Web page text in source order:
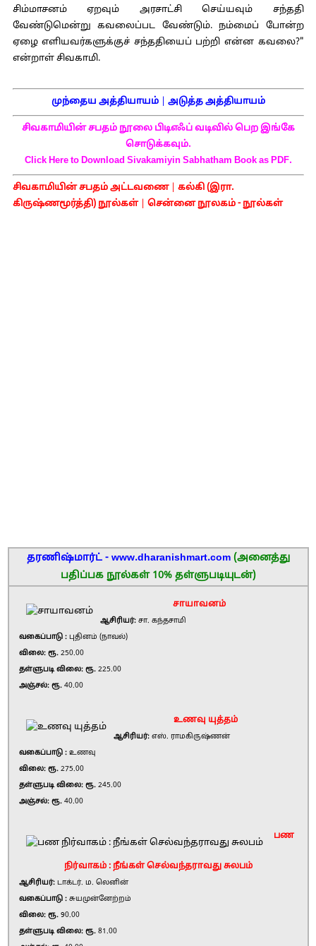
சிம்மாசனம் ஏறவும் அரசாட்சி செய்யவும் சந்ததி
வேண்டுமென்று கவலைப்பட வேண்டும். நம்மைப் போன்ற
ஏழை எளியவர்களுக்குச் சந்ததியைப் பற்றி என்ன கவலை?"
என்றாள் சிவகாமி.
முந்தைய அத்தியாயம்| அடுத்த அத்தியாயம்
சிவகாமியின் சபதம் நூலை பிடிஎஃப் வடிவில் பெற இங்கே
சொடுக்கவும்.
Click Here to Download Sivakamiyin Sabhatham Book as PDF.
சிவகாமியின் சபதம் அட்டவணை| கல்கி (இரா.
கிருஷ்ணமூர்த்தி) நூல்கள்| சென்னை நூலகம் - நூல்கள்
தரணிஷ்மார்ட் - www.dharanishmart.com (அனைத்து
பதிப்பக நூல்கள் 10% தள்ளுபடியுடன்)
சாயாவனம்
ஆசிரியர்: சா. கந்தசாமி
வகைப்பாடு : புதினம் (நாவல்)
விலை: ரூ. 250.00
தள்ளுபடி விலை: ரூ. 225.00
அஞ்சல்: ரூ. 40.00
உணவு யுத்தம்
ஆசிரியர்: எஸ். ராமகிருஷ்ணன்
வகைப்பாடு : உணவு
விலை: ரூ. 275.00
தள்ளுபடி விலை: ரூ. 245.00
அஞ்சல்: ரூ. 40.00
பண
நிர்வாகம் : நீங்கள் செல்வந்தராவது சுலபம்
ஆசிரியர்: டாக்டர். ம. லெனின்
வகைப்பாடு : சுயமுன்னேற்றம்
விலை: ரூ. 90.00
தள்ளுபடி விலை: ரூ. 81.00